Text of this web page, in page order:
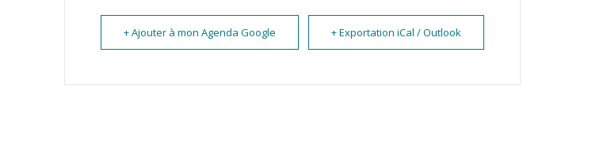
+ Ajouter à mon Agenda Google + Exportation iCal / Outlook